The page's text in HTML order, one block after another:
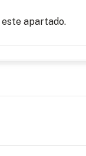
apartado.